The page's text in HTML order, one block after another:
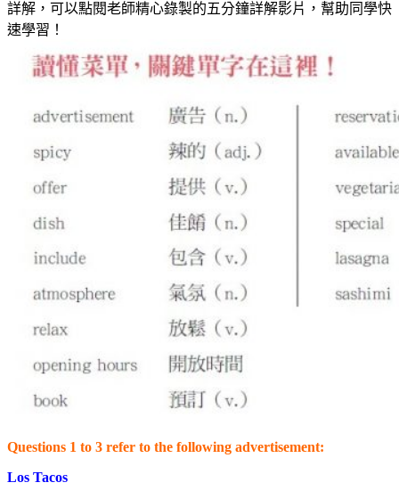
詳解，可以點閱老師精心錄製的五分鐘詳解影片，幫助同學快
速學習！
Questions 1 to 3 refer to the following advertisement:
Los Tacos